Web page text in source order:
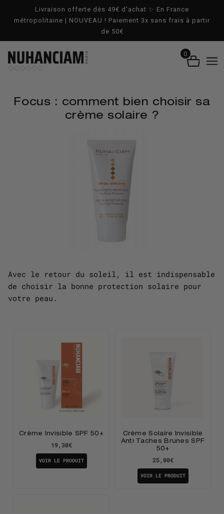
ALLER AU CONTENU PRINCIPAL
Livraison offerte dès 49€ d'achat ✨ En France
métropolitaine | NOUVEAU ! Paiement 3x sans frais à partir
de 50€
0
Focus : comment bien choisir sa
crème solaire ?
Avec le retour du soleil, il est indispensable
de choisir la bonne protection solaire pour
votre peau.
Crème Invisible SPF 50+
19,30€
VOIR LE PRODUIT
Crème Solaire Invisible
Anti Taches Brunes SPF
50+
25,00€
VOIR LE PRODUIT